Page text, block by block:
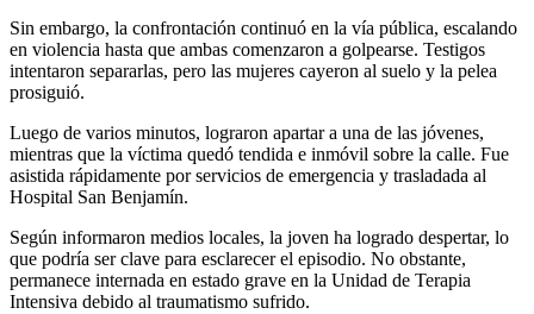
Sin embargo, la confrontación continuó en la vía pública, escalando
en violencia hasta que ambas comenzaron a golpearse. Testigos
intentaron separarlas, pero las mujeres cayeron al suelo y la pelea
prosiguió.
Luego de varios minutos, lograron apartar a una de las jóvenes,
mientras que la víctima quedó tendida e inmóvil sobre la calle. Fue
asistida rápidamente por servicios de emergencia y trasladada al
Hospital San Benjamín.
Según informaron medios locales, la joven ha logrado despertar, lo
que podría ser clave para esclarecer el episodio. No obstante,
permanece internada en estado grave en la Unidad de Terapia
Intensiva debido al traumatismo sufrido.